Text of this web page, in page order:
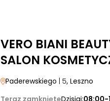
VERO BIANI
SALON
Paderewskiego | 5, Leszno
Teraz zamknięteDzisiaj:08:00-